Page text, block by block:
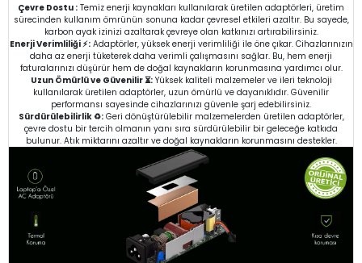
Çevre Dostu : Temiz enerji kaynakları kullanılarak üretilen adaptörleri, üretim
sürecinden kullanım ömrünün sonuna kadar çevresel etkileri azaltır. Bu sayede,
karbon ayak izinizi azaltarak çevreye olan katkınızı artırabilirsiniz.
Enerji Verimliliği ⚡:Adaptörler, yüksek enerji verimliliği ile öne çıkar. Cihazlarınızın
daha az enerji tüketerek daha verimli çalışmasını sağlar. Bu, hem enerji
faturalarınızı düşürür hem de doğal kaynakların korunmasına yardımcı olur.
Uzun Ömürlü ve Güvenilir ⏳:Yüksek kaliteli malzemeler ve ileri teknoloji
kullanılarak üretilen adaptörler, uzun ömürlü ve dayanıklıdır. Güvenilir
performansı sayesinde cihazlarınızı güvenle şarj edebilirsiniz.
Sürdürülebilirlik ♻️:Geri dönüştürülebilir malzemelerden üretilen adaptörler,
çevre dostu bir tercih olmanın yanı sıra sürdürülebilir bir geleceğe katkıda
bulunur. Atık miktarını azaltır ve doğal kaynakların korunmasını destekler.